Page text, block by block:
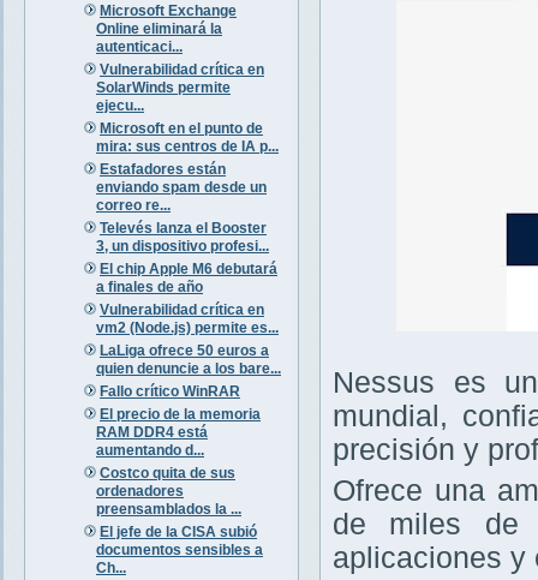
Microsoft Exchange
Online eliminará la
autenticaci...
Vulnerabilidad crítica en
SolarWinds permite
ejecu...
Microsoft en el punto de
mira: sus centros de IA p...
Estafadores están
enviando spam desde un
correo re...
Televés lanza el Booster
3, un dispositivo profesi...
El chip Apple M6 debutará
a finales de año
Vulnerabilidad crítica en
vm2 (Node.js) permite es...
LaLiga ofrece 50 euros a
quien denuncie a los bare...
Fallo crítico WinRAR
El precio de la memoria
RAM DDR4 está
aumentando d...
Costco quita de sus
ordenadores
preensamblados la ...
El jefe de la CISA subió
documentos sensibles a
Ch...
Nessus es
mundial,
precisión y
Ofrece una
de miles de
aplicaciones y